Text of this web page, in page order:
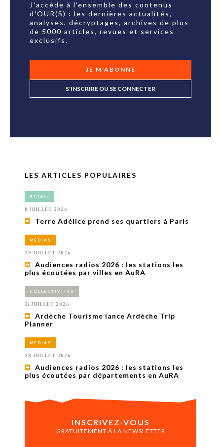
J'accède à l'ensemble des contenus
d'OUR(S) : les dernières actualités,
analyses, décryptages, archives de plus
de 5000 articles, revues et services
exclusifs.
JE M'ABONNE
S'INSCRIRE OU SE CONNECTER
LES ARTICLES POPULAIRES
RETAIL
8 JUILLET 2026
Terre Adélice prend ses quartiers à Paris
MÉDIAS
29 JUILLET 2026
Audiences radios 2026 : les stations les
plus écoutées par villes en AuRA
COLLECTIVITÉS
31 JUILLET 2026
Ardèche Tourisme lance Ardèche Trip
Planner
MÉDIAS
28 JUILLET 2026
Audiences radios 2026 : les stations les
plus écoutées par départements en AuRA
INSCRIVEZ-VOUS
GRATUITEMENT À LA NEWSLETTER